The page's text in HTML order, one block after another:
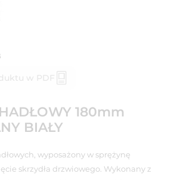
w PDF
180mm
BIAŁY
wyposażony w sprężynę
skrzydła drzwiowego. Wykonany z